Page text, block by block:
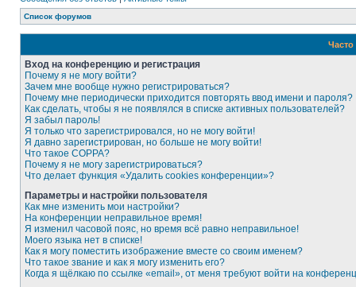
Список форумов
Вход на конференцию и регистрация
Почему я не могу войти?
Зачем мне вообще нужно регистрироваться?
Почему мне периодически приходится повторять ввод имени и пароля?
Как сделать, чтобы я не появлялся в списке активных пользователей?
Я забыл пароль!
Я только что зарегистрировался, но не могу войти!
Я давно зарегистрирован, но больше не могу войти!
Что такое COPPA?
Почему я не могу зарегистрироваться?
Что делает функция «Удалить cookies конференции»?
Параметры и настройки пользователя
Как мне изменить мои настройки?
На конференции неправильное время!
Я изменил часовой пояс, но время всё равно неправильное!
Моего языка нет в списке!
Как я могу поместить изображение вместе со своим именем?
Что такое звание и как я могу изменить его?
Когда я щёлкаю по ссылке «email», от меня требуют войти на